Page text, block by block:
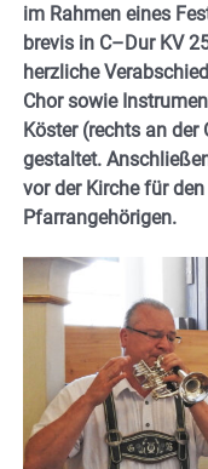
im Rahmen eines
brevis in C–Dur KV
herzliche
Chor sowie
Köster (rechts an
gestaltet. A
vor der Kirche für
Pfarrangehörigen.